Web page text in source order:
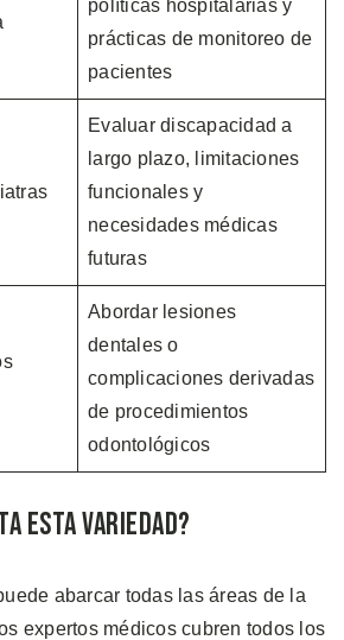
políticas hospitalarias y
prácticas de monitoreo de
pacientes
Evaluar discapacidad a
largo plazo, limitaciones
funcionales y
necesidades médicas
futuras
Abordar lesiones
dentales o
complicaciones derivadas
de procedimientos
odontológicos
Esta Variedad?
abarcar todas las áreas de la
expertos médicos cubren todos los